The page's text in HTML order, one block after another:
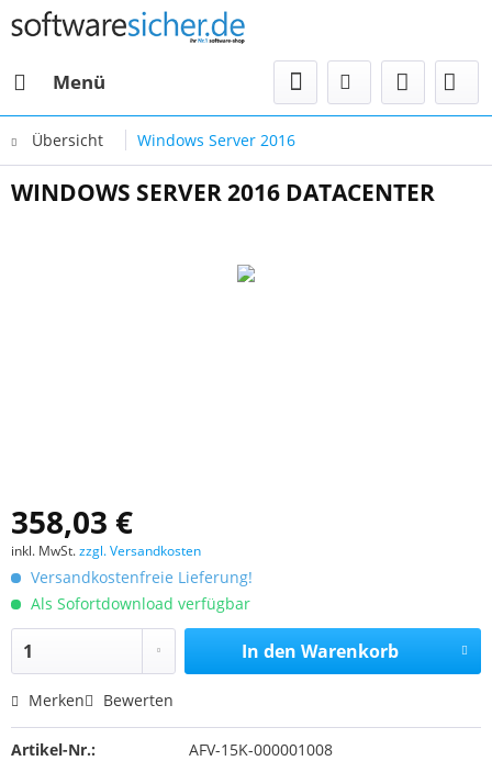
Menü
Übersicht Windows Server 2016
WINDOWS SERVER 2016 DATACENTER
358,03 €
inkl. MwSt.zzgl. Versandkosten
Versandkostenfreie Lieferung!
Als Sofortdownload verfügbar
In den Warenkorb
Merken Bewerten
Artikel-Nr.:
AFV-15K-000001008